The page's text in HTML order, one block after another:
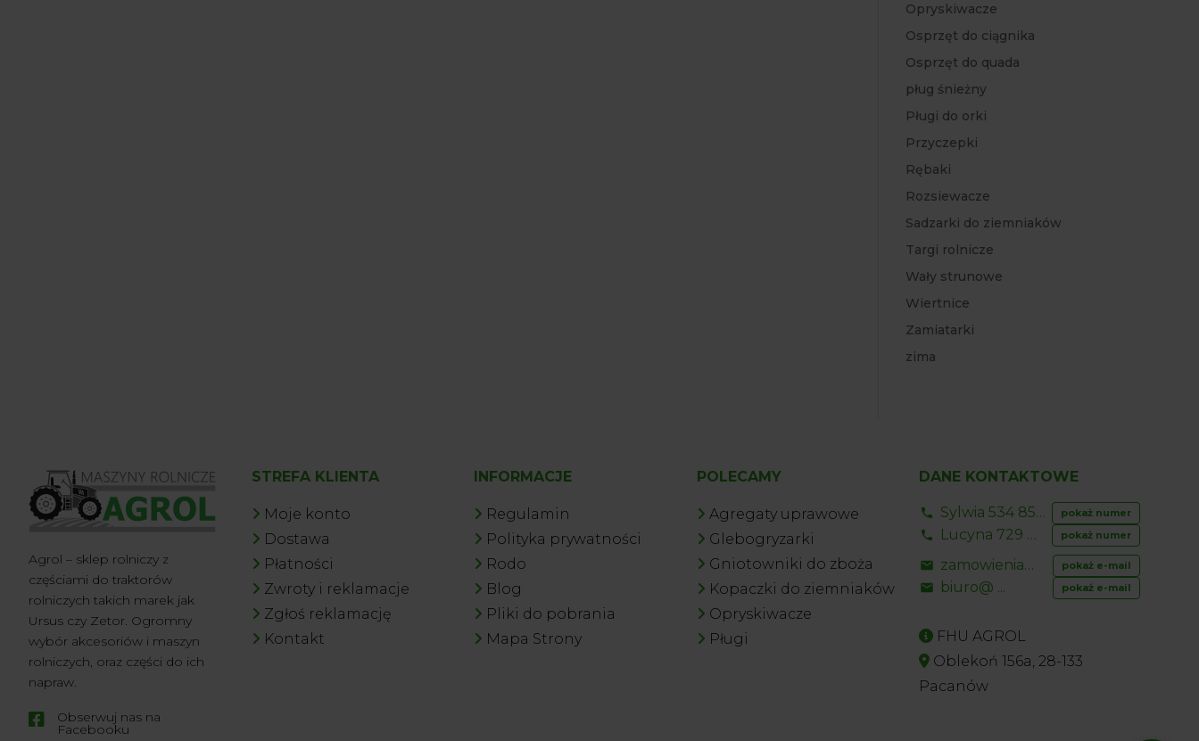
Opryskiwacze
Osprzęt do ciągnika
Osprzęt do quada
pług śnieżny
Pługi do orki
Przyczepki
Rębaki
Rozsiewacze
Sadzarki do ziemniaków
Targi rolnicze
Wały strunowe
Wiertnice
Zamiatarki
zima
Agrol – sklep rolniczy z
częściami do traktorów
rolniczych takich marek jak
Ursus czy Zetor. Ogromny
wybór akcesoriów i maszyn
rolniczych, oraz części do ich
napraw.
 Obserwuj nas na
Facebooku
STREFA KLIENTA
Moje konto
Dostawa
Płatności
Zwroty i reklamacje
Zgłoś reklamację
Kontakt
INFORMACJE
Regulamin
Polityka prywatności
Rodo
Blog
Pliki do pobrania
Mapa Strony
POLECAMY
Agregaty uprawowe
Glebogryzarki
Gniotowniki do zboża
Kopaczki do ziemniaków
Opryskiwacze
Pługi
DANE KONTAKTOWE
Sylwia 534 853 ... pokaż numer
Lucyna 729 856 ... pokaż numer
zamowienia@ ... pokaż e-mail
biuro@ ... pokaż e-mail
FHU AGROL
Oblekoń 156a, 28-133
Pacanów